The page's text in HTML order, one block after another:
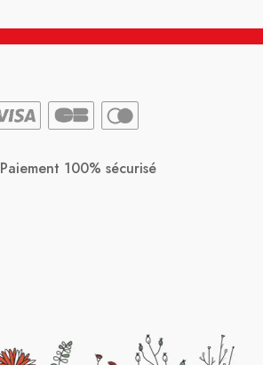
Paiement 100% sécurisé